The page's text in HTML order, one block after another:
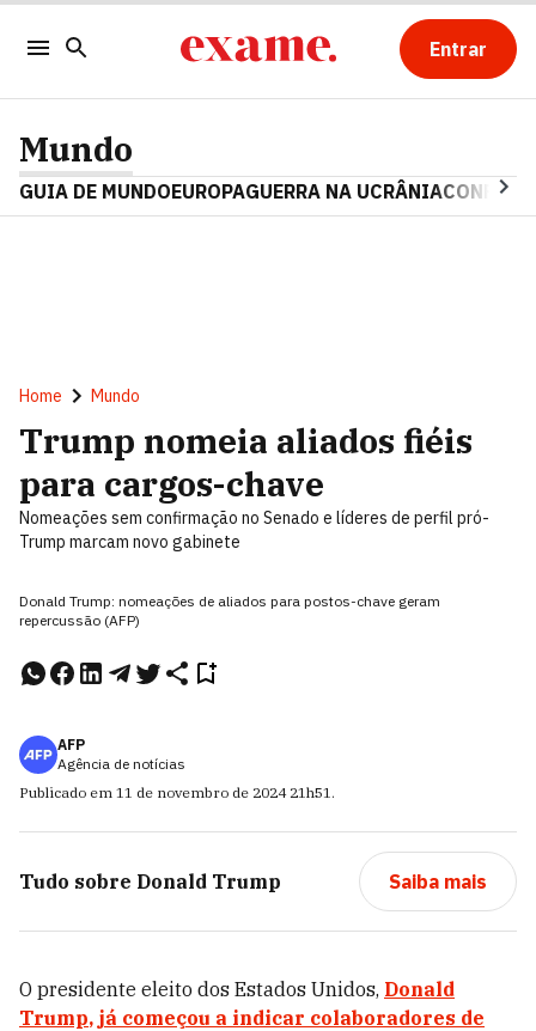
Entrar
Mundo
GUIA DE MUNDOEUROPAGUERRA NA UCRÂNIA
Home Mundo
Trump nomeia aliados fiéis
para cargos-chave
Nomeações sem confirmação no Senado e líderes de perfil pró-
Trump marcam novo gabinete
Donald Trump: nomeações de aliados para postos-chave geram
repercussão (AFP)
AFP
Agência de notícias
Publicado em 11 de novembro de 2024 21h51.
Tudo sobre Donald Trump Saiba mais
O presidente eleito dos Estados Unidos, Donald
Trump, já começou a indicar colaboradores de